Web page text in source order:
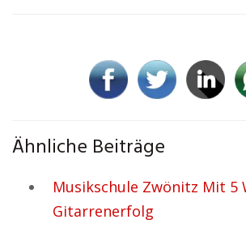
Ähnliche Beiträge
Musikschule Zwönitz Mit 5
Gitarrenerfolg